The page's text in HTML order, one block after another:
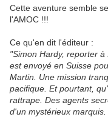
Cette aventure semble
l'AMOC !!!
Ce qu'en dit l'éditeur :
"Simon Hardy, reporter
est envoyé en Suisse
Martin. Une mission
pacifique. Et pourtant,
rattrape. Des agents
d'un mystérieux